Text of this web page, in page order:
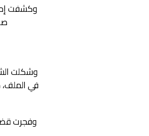
وكشفت
وشكلت
في الملف،
وفجرت